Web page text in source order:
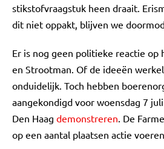
stikstofvraagstuk heen draait.
dit niet oppakt, blijven we
Er is nog geen politieke reactie op
en Strootman. Of de ideeën
onduidelijk. Toch hebben
aangekondigd voor woensdag 7
Den Haag demonstreren. De
op een aantal plaatsen actie